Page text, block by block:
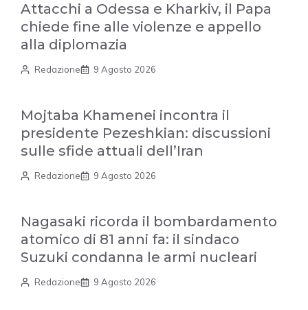
Attacchi a Odessa e Kharkiv, il Papa
chiede fine alle violenze e appello
alla diplomazia
Redazione 9 Agosto 2026
Mojtaba Khamenei incontra il
presidente Pezeshkian: discussioni
sulle sfide attuali dell’Iran
Redazione 9 Agosto 2026
Nagasaki ricorda il bombardamento
atomico di 81 anni fa: il sindaco
Suzuki condanna le armi nucleari
Redazione 9 Agosto 2026